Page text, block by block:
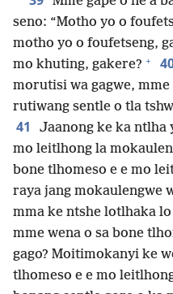
seno: “Motho yo o
motho yo o foufetseng,
mo khuting, gakere? +
morutisi wa gagwe,
rutiwang sentle o tla
41
Jaanong ke ka ntlha
mo leitlhong la
bone tlhomeso e e mo
raya jang mokaulengwe
mma ke ntshe lotlhaka
mme wena o sa bone
gago? Moitimokanyi ke
tlhomeso e e mo